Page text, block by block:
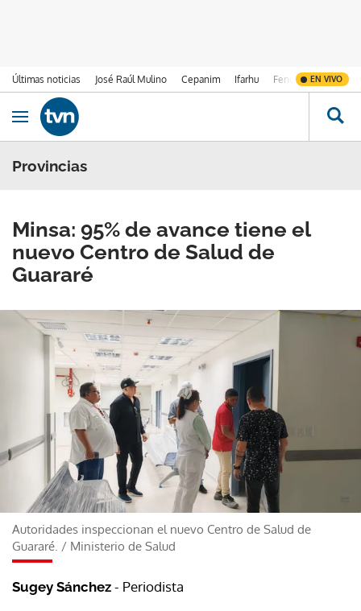
Últimas noticias José Raúl Mulino Cepanim Ifarhu Fenómeno de El
EN VIVO
Ir al contenido
Obrir navegació
Provincias
Minsa: 95% de avance tiene el
nuevo Centro de Salud de
Guararé
Autoridades inspeccionan el nuevo Centro de Salud de
Guararé. / Ministerio de Salud
Sugey Sánchez - Periodista